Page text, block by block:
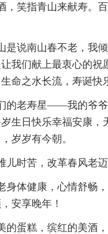
，笑指青山来献寿。
是说南山春不老，我
我们献上最衷心的祝
命之水长流，寿诞快
的老寿星——我的爷
生日快乐幸福安康，
岁岁有今朝。
儿时苦，改革春风老迈
身体健康，心情舒畅
安享晚年！
的蛋糕，缤红的美酒